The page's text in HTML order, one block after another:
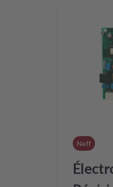
Neff